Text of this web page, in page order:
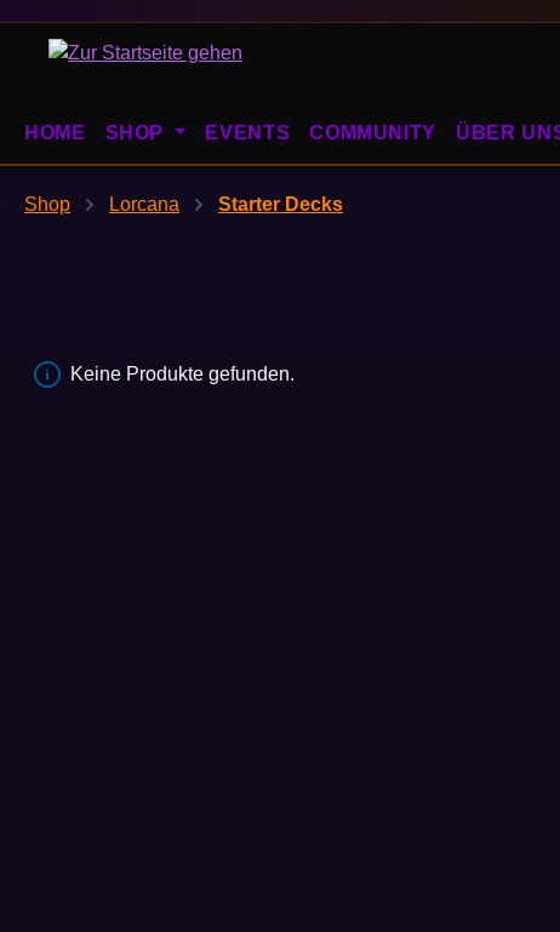
Hauptinhalt springen
Zur Suche springen
Zur Hauptnavigation springen
HOME SHOP EVENTS COMMUNITY ÜBER
Shop Lorcana Starter Decks
Keine Produkte gefunden.